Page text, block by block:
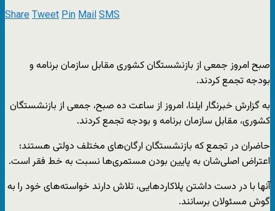
ShareTweetPinMailSMS
صبح امروز جمعی از بازنشستگان کشوری مقابل سازمان برنامه و
بودجه تجمع کردند.
به گزارش خبرنگار ایلنا، امروز از ساعت ده صبح، جمعی از بازنشستگان
کشوری، مقابل سازمان برنامه و بودجه تجمع کردند.
حاضران در تجمع که بازنشستگان ارگان‌های مختلف دولتی هستند؛
اعتراض اصلی‌شان به پایین بودن مستمری‌ها نسبت به خط فقر است.
آنها با در دست داشتن پلاکاردهایی، تلاش دارند خواسته‌های خود را به
گوش مسئولان برسانند.